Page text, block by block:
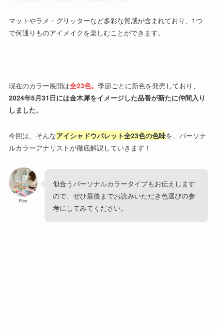
マットやラメ・グリッターなど多彩な質感が含まれており、1つ
で何通りものアイメイクを楽しむことができます。
現在のカラー展開は全23色。 季節ごとに新色を発売しており、
2024年5月31日には金木犀をイメージした品番が新たに仲間入り
しました。
今回は、そんなアイシャドウパレット全23色の色味を、パーソナ
ルカラーアナリストが徹底解説していきます！
Rico
似合うパーソナルカラータイプもお伝えします
ので、ぜひ最後までお読みいただき色選びの参
考にしてみてください。